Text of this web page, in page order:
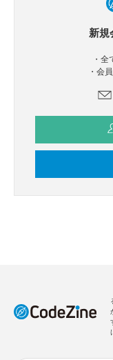
新規
・
・会